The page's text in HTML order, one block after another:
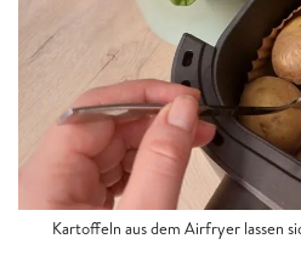
Kartoffeln aus dem Airfryer lassen